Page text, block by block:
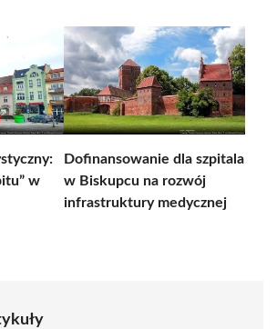
w
Dofinansowanie dla szpitala
w Biskupcu na rozwój
infrastruktury medycznej